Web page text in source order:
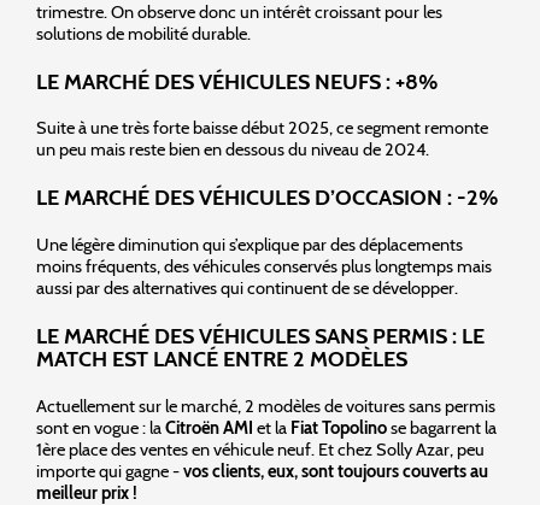
trimestre. On observe donc un intérêt croissant pour les
solutions de mobilité durable.
LE MARCHÉ DES VÉHICULES NEUFS : +8%
Suite à une très forte baisse début 2025, ce segment remonte
un peu mais reste bien en dessous du niveau de 2024.
LE MARCHÉ DES VÉHICULES D’OCCASION : -2%
Une légère diminution qui s’explique par des déplacements
moins fréquents, des véhicules conservés plus longtemps mais
aussi par des alternatives qui continuent de se développer.
LE MARCHÉ DES VÉHICULES SANS PERMIS : LE
MATCH EST LANCÉ ENTRE 2 MODÈLES
Actuellement sur le marché, 2 modèles de voitures sans permis
sont en vogue : laCitroën AMI et la Fiat Topolinose bagarrent la
1ère place des ventes en véhicule neuf. Et chez Solly Azar, peu
importe qui gagne -vos clients, eux, sont toujours couverts au
meilleur prix !